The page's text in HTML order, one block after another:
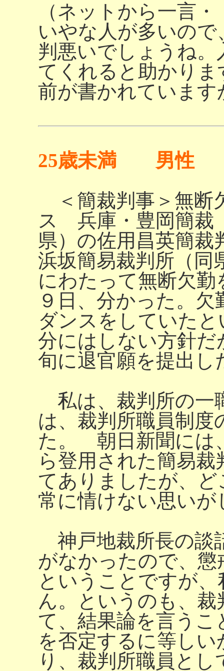
（ネットから一言
いやな人が多いの
判悪いでしょうね
てくれると助かり
前が書かれています
25歳未満 男性
＜簡裁判事＞無断
ス 兵庫・豊岡簡裁
県）の佐用昌英簡裁
浜坂簡易裁判所（同
にわたって無断欠
９日、分かった。
ダンスをしていた
分にはしない方針だ
旬に退官願を提出し
私は、裁判所の一
は、裁判所職員制
た。 朝日新聞には
ら登用された簡易
てありましたが、
常に情けない思いが
神戸地裁所長の談
がなかったので、
ということですが
ん。というのも、
て、結果論を言う
を否定するに等し
り、裁判所職員と